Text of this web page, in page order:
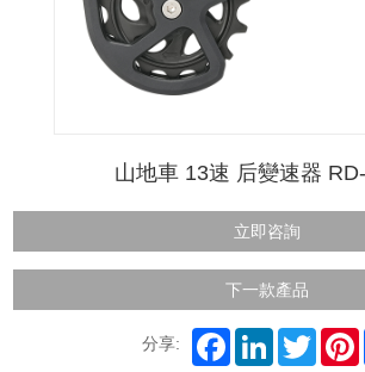
山地車 13速 后變速器
立即咨詢
下一款產品
分享: